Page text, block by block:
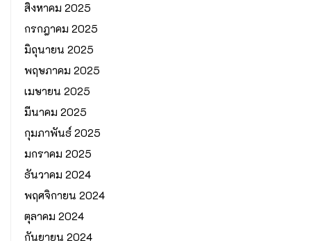
สิงหาคม 2025
กรกฎาคม 2025
มิถุนายน 2025
พฤษภาคม 2025
เมษายน 2025
มีนาคม 2025
กุมภาพันธ์ 2025
มกราคม 2025
ธันวาคม 2024
พฤศจิกายน 2024
ตุลาคม 2024
กันยายน 2024